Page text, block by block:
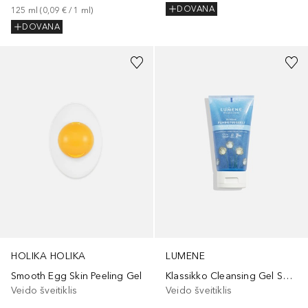
125 ml (0,09 € / 1 ml)
DOVANA
DOVANA
HOLIKA HOLIKA
Smooth Egg Skin Peeling Gel
Veido šveitiklis
LUMENE
Klassikko Cleansing Gel Scrub
Veido šveitiklis